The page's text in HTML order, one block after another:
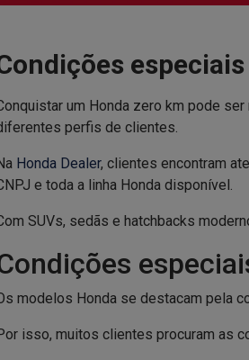
um Honda zero km pode
perfis de clientes.
Honda Dealer, clientes encontram
e toda a linha Honda disponível.
SUVs, sedãs e hatchbacks
modelos Honda se destacam pela
isso, muitos clientes procuram as